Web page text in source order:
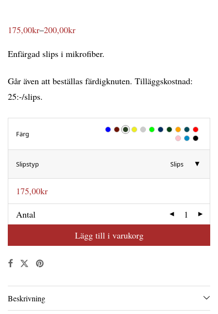
175,00kr–200,00kr
Prisintervall:
till
200,00kr
Enfärgad slips i mikrofiber.
Går även att beställas färdigknuten. Tilläggskostnad:
25:-/slips.
Färg
Slipstyp Slips
175,00kr
Antal
Lägg till i varukorg
Beskrivning